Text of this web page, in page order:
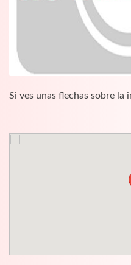
Si ves unas flechas sobre la